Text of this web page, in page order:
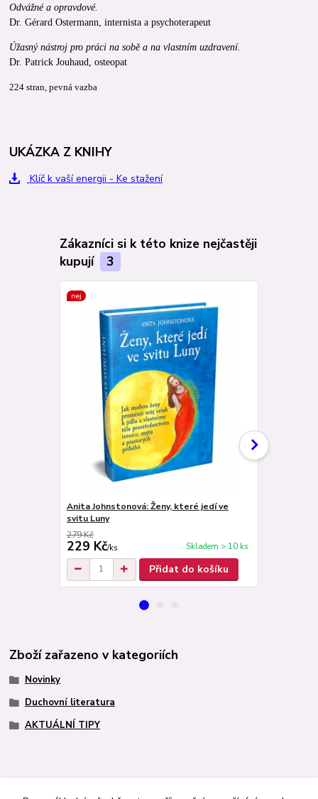
Odvážné a opravdové.
Dr. Gérard Ostermann, internista a psychoterapeut
Úžasný nástroj pro práci na sobě a na vlastním uzdravení.
Dr. Patrick Jouhaud, osteopat
224 stran, pevná vazba
UKÁZKA Z KNIHY
Klíč k vaší energii - Ke stažení
Zákazníci si k této knize nejčastěji
kupují
3
nej
Anita Johnstonová: Ženy, které jedí ve
svitu Luny
279 Kč
229 Kč/ks Skladem > 10 ks
Přidat do košíku
Zboží zařazeno v kategoriích
Novinky
Duchovní literatura
AKTUÁLNÍ TIPY